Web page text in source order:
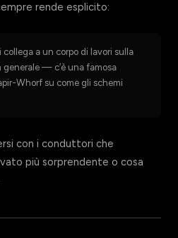
rende esplicito:
a un corpo di lavori sulla
— c’è una famosa
Whorf su come gli schemi
con i conduttori che
più sorprendente o cosa